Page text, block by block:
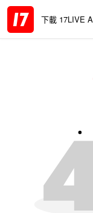
下載 17LIVE